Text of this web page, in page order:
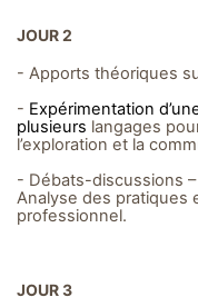
JOUR 2
- Apports théoriques
- Expérimentation
plusieurs langages
l’exploration et la
- Débats-discussions
Analyse des pratiques
professionnel.
JOUR 3